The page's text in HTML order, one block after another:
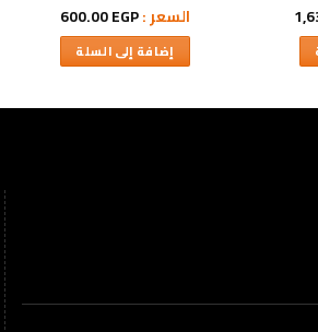
السعر :
600.00EGP
إضافة إلى السلة